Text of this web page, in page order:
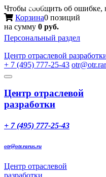
Чтобы сообщить об ошибке,
Корзина0 позиций
на сумму 0 руб.
Персональный раздел
Центр отраслевой
+ 7 (495) 777-25-43
Toggle
Меню
Центр отраслевой
разработки
+ 7 (495) 777-25-43
otr@otr.rarus.ru
Центр отраслевой
разработки